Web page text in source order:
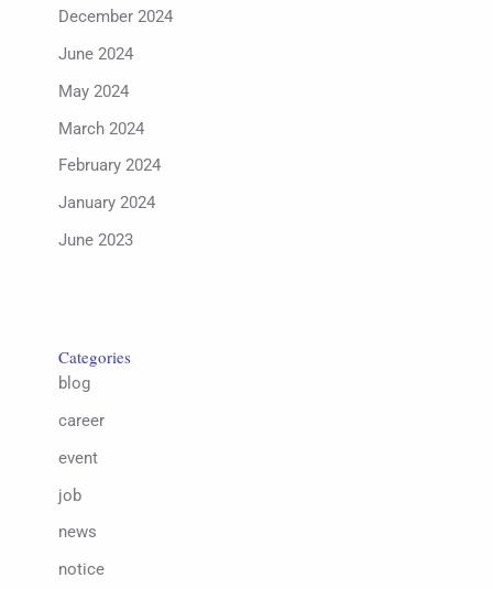
December 2024
June 2024
May 2024
March 2024
February 2024
January 2024
June 2023
Categories
blog
career
event
job
news
notice